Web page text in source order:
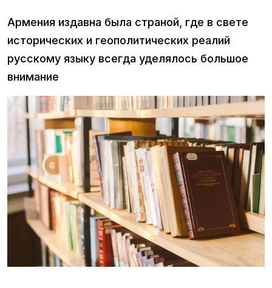
Армения издавна была страной, где в свете
исторических и геополитических реалий
русскому языку всегда уделялось большое
внимание